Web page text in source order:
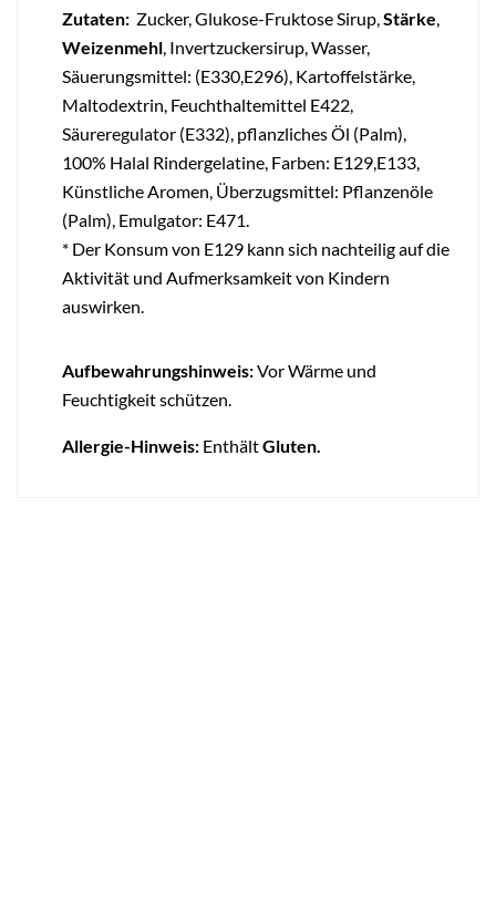
Zutaten: Zucker, Glukose-Fruktose Sirup, Stärke
Weizenmehl , Invertzuckersirup, Wasser,
Säuerungsmittel: (E330,E296), Kartoffelstärke,
Maltodextrin, Feuchthaltemittel E422,
Säureregulator (E332), pflanzliches Öl (Palm),
100% Halal Rindergelatine, Farben: E129,E133,
Künstliche Aromen, Überzugsmittel: Pflanzenöle
(Palm), Emulgator: E471.
* Der Konsum von E129 kann sich nachteilig auf die
Aktivität und Aufmerksamkeit von Kindern
auswirken.
Aufbewahrungshinweis:Vor Wärme und
Feuchtigkeit schützen.
Allergie-Hinweis: EnthältGluten.